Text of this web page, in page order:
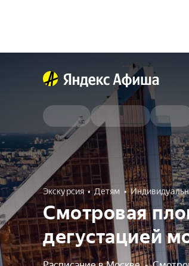
Экскурсия Детям
Смотровая
дегустацией